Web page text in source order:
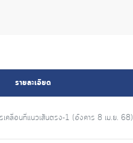
รายละเอียด
คลื่อนที่แนวเส้นตรง-1 (อังคาร 8 เม.ย. 68)